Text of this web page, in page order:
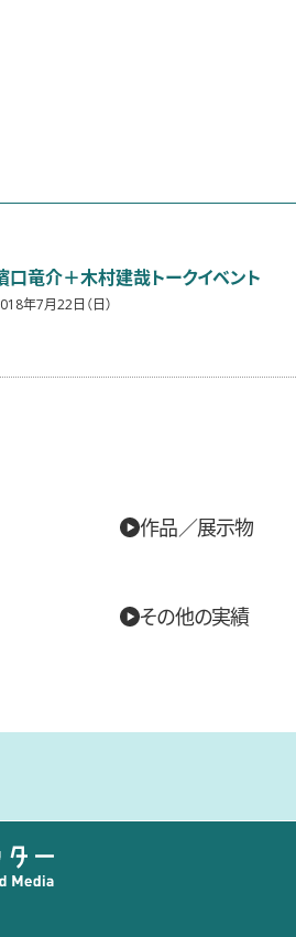
口竜介＋木村建哉トークイベント
年7月22日（日）
作品／展示物
その他の実績